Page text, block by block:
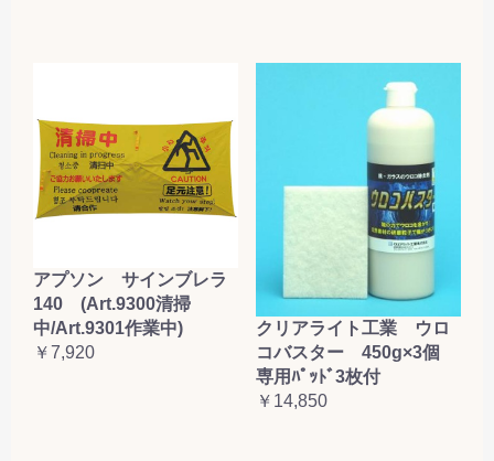
アプソン サインブレラ
140 (Art.9300清掃
中/Art.9301作業中)
￥7,920
クリアライト工業 ウロ
コバスター 450g×3個
専用ﾊﾟｯﾄﾞ3枚付
￥14,850